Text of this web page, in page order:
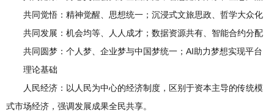
共同觉悟：精神觉醒、思想统一；沉浸式文旅思政、哲学大众化
共同发展：机会均等、人人成才；数据资源共有、智能合约分配
共同圆梦：个人梦、企业梦与中国梦统一；AI助力梦想实现平台
理论基础
人民经济：以人民为中心的经济制度，区别于资本主导的传统模
式市场经济，强调发展成果全民共享。